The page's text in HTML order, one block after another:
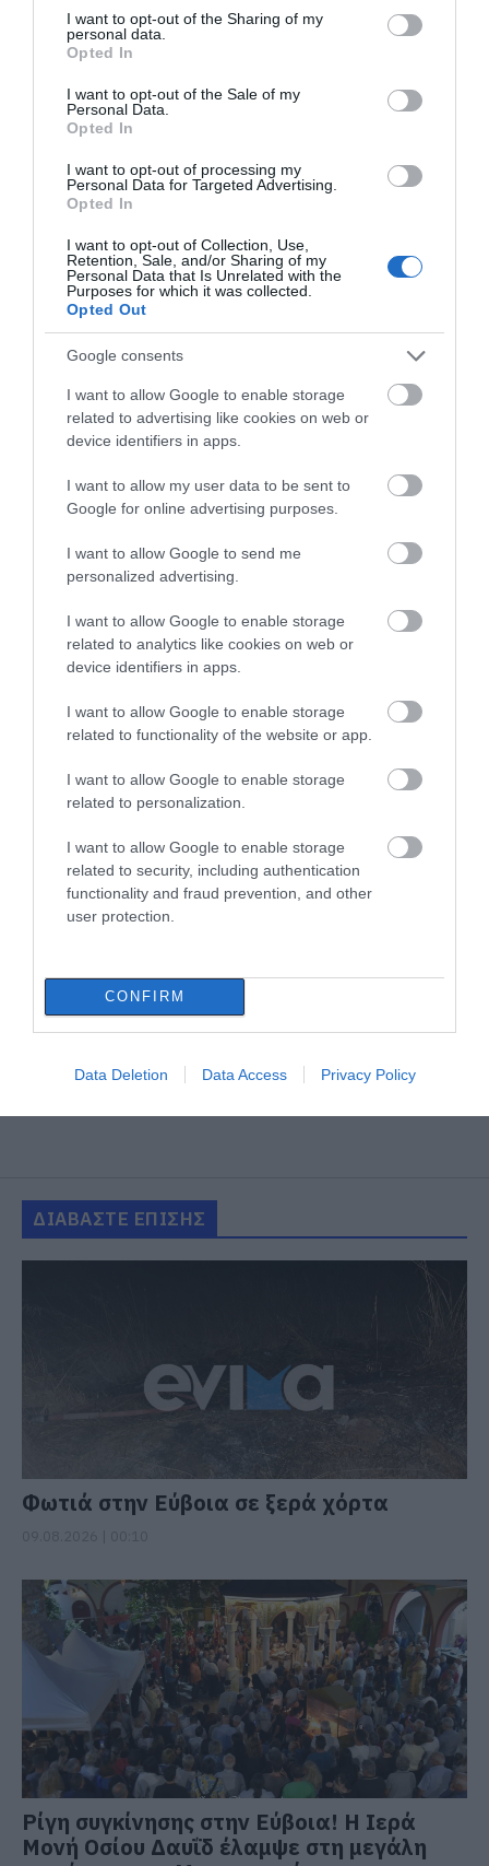
not limited to your visit or usage behaviour. You may click to
grant or deny consent to Google and its third-party tags to
use your data for below specified purposes in below Google
consent section.
I want to opt-out of the Sharing of my
personal data.
Opted In
I want to opt-out of the Sale of my
Personal Data.
Opted In
I want to opt-out of processing my
Personal Data for Targeted Advertising.
Opted In
I want to opt-out of Collection, Use,
Retention, Sale, and/or Sharing of my
Personal Data that Is Unrelated with the
Purposes for which it was collected.
Opted Out
Google consents
I want to allow Google to enable storage
related to advertising like cookies on web or
device identifiers in apps.
I want to allow my user data to be sent to
Google for online advertising purposes.
I want to allow Google to send me
personalized advertising.
I want to allow Google to enable storage
related to analytics like cookies on web or
device identifiers in apps.
I want to allow Google to enable storage
related to functionality of the website or app.
I want to allow Google to enable storage
related to personalization.
I want to allow Google to enable storage
related to security, including authentication
functionality and fraud prevention, and other
user protection.
CONFIRM
Data Deletion Data Access Privacy Policy
Εύβοια! Δείτε σε ποια παραλία
08.08.2026 | 17:20
«Κόκκινος» συναγερμός στην
Εύβοια: Red Code αύριο Κυριακή –
Αυξημένη ετοιμότητα παντού
Ρόδος: Έγραψαν 80χρονη για
08.08.2026 | 16:40
Εύβοια: Πότε θα γίνει ο
για το «Στιφάδο της
Παναγίας»
πέντε χρόνια
ΔΙΑΒΑΣΤΕ ΕΠΙΣΗΣ
Φωτιά στην Εύβοια σε ξερά χόρτα
Ρίγη συγκίνησης στην Εύβοια! Η Ιερά
Μονή Οσίου Δαυΐδ έλαμψε στη μεγάλη